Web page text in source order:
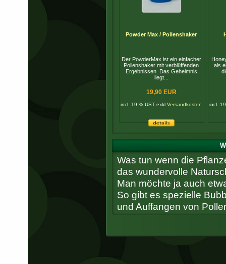
Powder Max / Pollenshaker
Der PowderMax ist ein einfacher
Pollenshaker mit verblüffenden
Ergebnissen. Das Geheimnis
liegt...
19,90 EUR
incl. 19 % UST exkl.Versandkosten
als
incl.
Was tun wenn die
das wundervolle
Man möchte ja auch
So gibt es spezielle
und Auffangen von